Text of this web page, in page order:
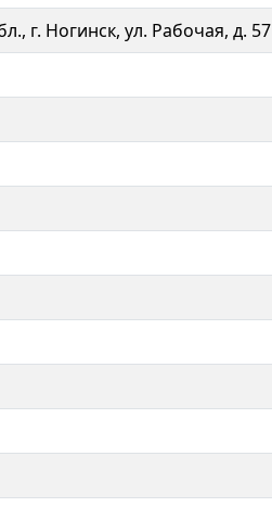
г. Ногинск, ул. Рабочая, д. 57